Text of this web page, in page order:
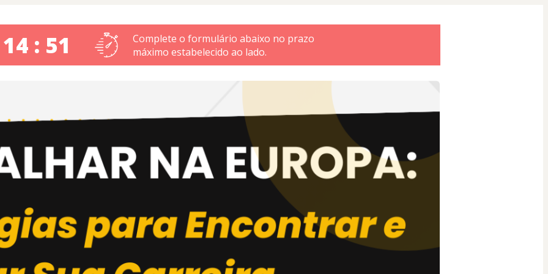
: 50
Complete o formulário abaixo no prazo
máximo estabelecido ao lado.